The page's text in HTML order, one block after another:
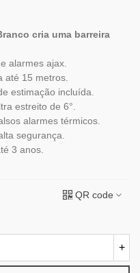
cria uma barreira
alarmes ajax.
até 15 metros.
estimação incluída.
estreito de 6°.
alarmes térmicos.
segurança.
3 anos.
QR code
+